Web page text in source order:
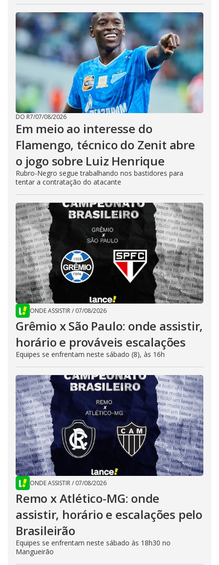
DO R7/07/08/2026
Em meio ao interesse do
Flamengo, técnico do Zenit abre
o jogo sobre Luiz Henrique
Rubro-Negro segue trabalhando nos bastidores para
tentar a contratação do atacante
ONDE ASSISTIR/ 07/08/2026
Grêmio x São Paulo: onde assistir,
horário e prováveis escalações
Equipes se enfrentam neste sábado (8), às 16h
ONDE ASSISTIR/ 07/08/2026
Remo x Atlético-MG: onde
assistir, horário e escalações pelo
Brasileirão
Equipes se enfrentam neste sábado às 18h30 no
Mangueirão